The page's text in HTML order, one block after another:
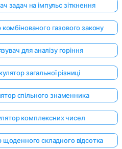
задач на імпульс зіткнення
газового закону
для аналізу горіння
загальної різниці
спільного знаменника
комплексних чисел
складного відсотка